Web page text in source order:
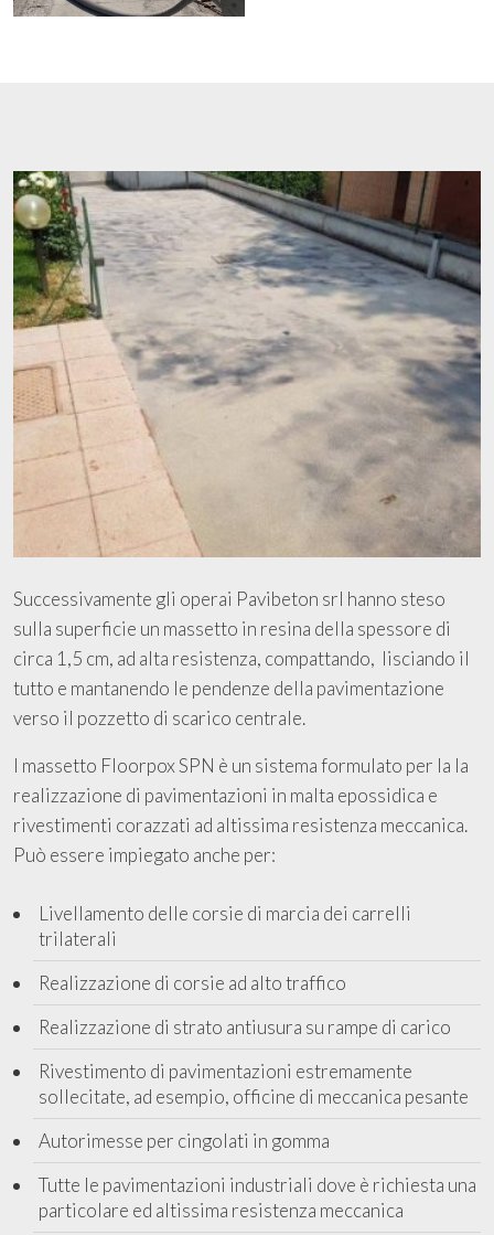
Successivamente gli operai Pavibeton srl hanno steso
sulla superficie un massetto in resina della spessore di
circa 1,5 cm, ad alta resistenza, compattando, lisciando il
tutto e mantanendo le pendenze della pavimentazione
verso il pozzetto di scarico centrale.
l massetto Floorpox SPN è un sistema formulato per la la
realizzazione di pavimentazioni in malta epossidica e
rivestimenti corazzati ad altissima resistenza meccanica.
Può essere impiegato anche per:
Livellamento delle corsie di marcia dei carrelli
trilaterali
Realizzazione di corsie ad alto traffico
Realizzazione di strato antiusura su rampe di carico
Rivestimento di pavimentazioni estremamente
sollecitate, ad esempio, officine di meccanica pesante
Autorimesse per cingolati in gomma
Tutte le pavimentazioni industriali dove è richiesta una
particolare ed altissima resistenza meccanica